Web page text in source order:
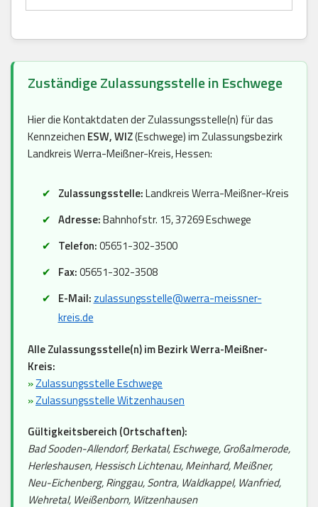
Zuständige Zulassungsstelle in Eschwege
Hier die Kontaktdaten der Zulassungsstelle(n) für das
Kennzeichen ESW, WIZ(Eschwege) im Zulassungsbezirk
Landkreis Werra-Meißner-Kreis, Hessen:
Zulassungsstelle:Landkreis Werra-Meißner-Kreis
Adresse:Bahnhofstr. 15, 37269 Eschwege
Telefon:05651-302-3500
Fax:05651-302-3508
E-Mail: zulassungsstelle@werra-meissner-
kreis.de
Alle Zulassungsstelle(n) im Bezirk Werra-Meißner-
Kreis:
»Zulassungsstelle Eschwege
»Zulassungsstelle Witzenhausen
Gültigkeitsbereich (Ortschaften):
Bad Sooden-Allendorf, Berkatal, Eschwege, Großalmerode,
Herleshausen, Hessisch Lichtenau, Meinhard, Meißner,
Neu-Eichenberg, Ringgau, Sontra, Waldkappel, Wanfried,
Wehretal, Weißenborn, Witzenhausen